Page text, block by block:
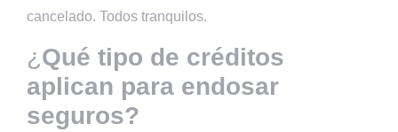
cancelado. Todos tranquilos.
¿Qué tipo de créditos
aplican para endosar
seguros?